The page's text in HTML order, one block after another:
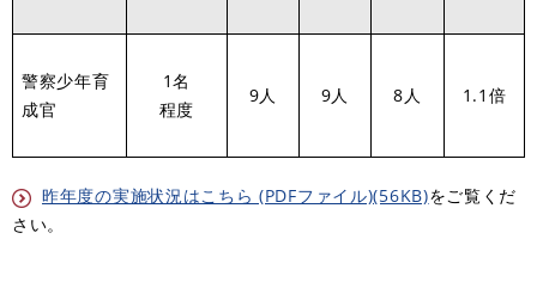
警察少年育
成官
1名
程度
9人 9人 8人 1.1倍
昨年度の実施状況はこちら (PDFファイル)(56KB)をご覧くだ
さい。